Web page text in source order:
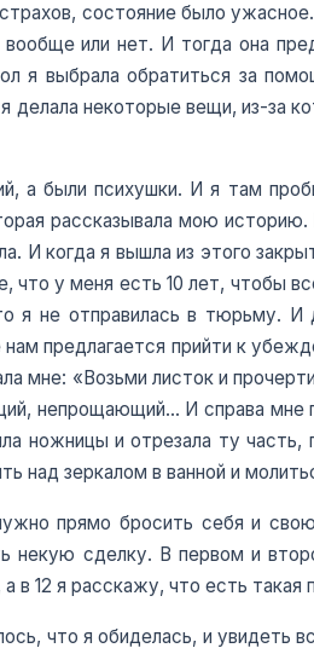
состояние было
или нет. И тогда она
я выбрала обратиться за
делала некоторые вещи, из-за
а были психушки. И я там
рассказывала мою
И когда я вышла из этого
что у меня есть 10 лет, чтобы
я не отправилась в тюрьму.
предлагается прийти к
мне: «Возьми листок и
непрощающий… И справа мне
ножницы и отрезала ту часть,
над зеркалом в ванной и
прямо бросить себя и
некую сделку. В первом и
в 12 я расскажу, что есть такая
что я обиделась, и увидеть